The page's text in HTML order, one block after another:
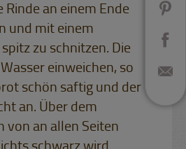
Rinde an einem Ende
und mit einem
spitz zu schnitzen. Die
einweichen, so
schön saftig und der
an. Über dem
von an allen Seiten